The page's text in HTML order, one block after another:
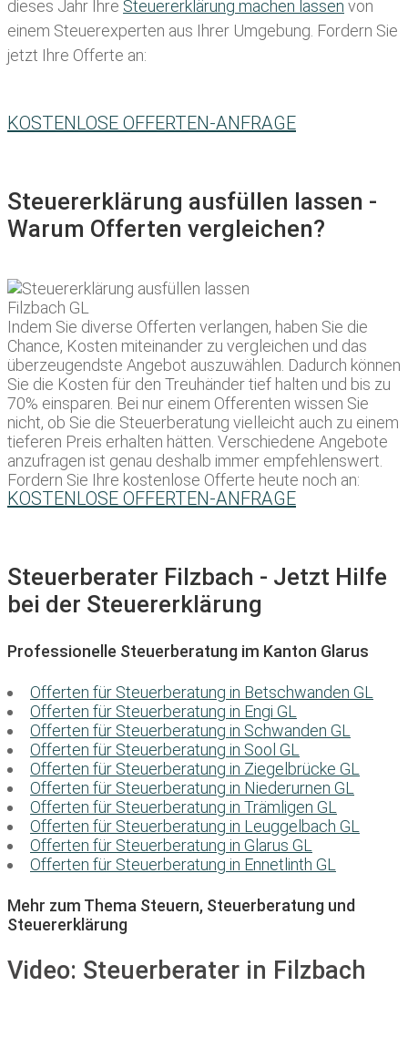
dieses Jahr Ihre Steuererklärung machen lassen von
einem Steuerexperten aus Ihrer Umgebung. Fordern Sie
jetzt Ihre Offerte an:
KOSTENLOSE OFFERTEN-ANFRAGE
Steuererklärung ausfüllen lassen -
Warum Offerten vergleichen?
Indem Sie diverse Offerten verlangen, haben Sie die
Chance, Kosten miteinander zu vergleichen und das
überzeugendste Angebot auszuwählen. Dadurch können
Sie die Kosten für den Treuhänder tief halten und bis zu
70% einsparen. Bei nur einem Offerenten wissen Sie
nicht, ob Sie die Steuerberatung vielleicht auch zu einem
tieferen Preis erhalten hätten. Verschiedene Angebote
anzufragen ist genau deshalb immer empfehlenswert.
Fordern Sie Ihre kostenlose Offerte heute noch an:
KOSTENLOSE OFFERTEN-ANFRAGE
Steuerberater Filzbach - Jetzt Hilfe
bei der Steuererklärung
Professionelle Steuerberatung im Kanton Glarus
Offerten für Steuerberatung in Betschwanden GL
Offerten für Steuerberatung in Engi GL
Offerten für Steuerberatung in Schwanden GL
Offerten für Steuerberatung in Sool GL
Offerten für Steuerberatung in Ziegelbrücke GL
Offerten für Steuerberatung in Niederurnen GL
Offerten für Steuerberatung in Trämligen GL
Offerten für Steuerberatung in Leuggelbach GL
Offerten für Steuerberatung in Glarus GL
Offerten für Steuerberatung in Ennetlinth GL
Mehr zum Thema Steuern, Steuerberatung und
Steuererklärung
Video: Steuerberater in Filzbach